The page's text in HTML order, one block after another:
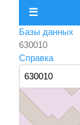
☰
Базы данных
630010
Справка